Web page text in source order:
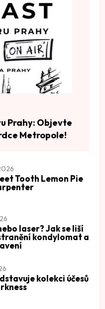
Prahy: Objevte
Metropole!
Tooth Lemon Pie
laser? Jak se liší
kondylomat a
kolekci účesů